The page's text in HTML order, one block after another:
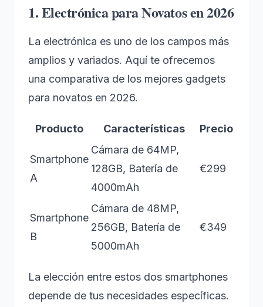
1. Electrónica para Novatos en 2026
La electrónica es uno de los campos más
amplios y variados. Aquí te ofrecemos
una comparativa de los mejores gadgets
para novatos en 2026.
Producto Características Precio
Smartphone
A
Cámara de 64MP,
128GB, Batería de
4000mAh
€299
Smartphone
B
Cámara de 48MP,
256GB, Batería de
5000mAh
€349
La elección entre estos dos smartphones
depende de tus necesidades específicas.